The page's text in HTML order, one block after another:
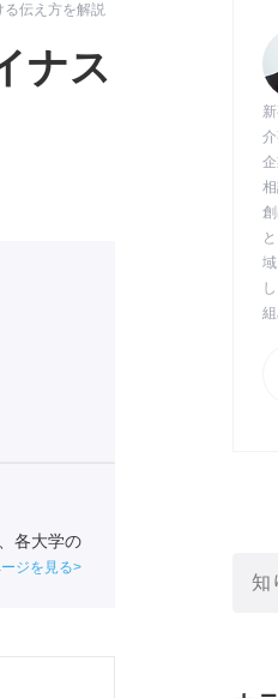
る伝え方を解説
ナス
各大学の
の責任者
ジを見る